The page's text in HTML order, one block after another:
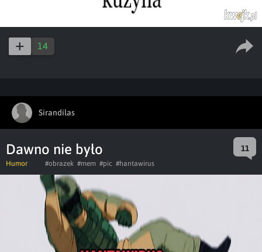
14
Sirandilas
Dawno nie było 11
Humor #obrazek #mem #pic #hantawirus